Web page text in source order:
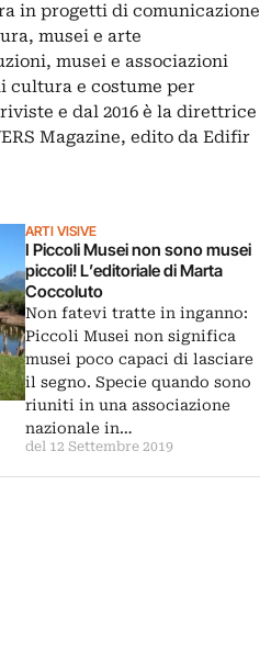
in progetti di comunicazione
musei e arte
musei e associazioni
e costume per
e dal 2016 è la direttrice
Magazine, edito da Edifir
ARTI VISIVE
I Piccoli Musei non sono musei
piccoli! L’editoriale di Marta
Coccoluto
Non fatevi tratte in inganno:
Piccoli Musei non significa
musei poco capaci di lasciare
il segno. Specie quando sono
riuniti in una associazione
nazionale in…
del 12 Settembre 2019